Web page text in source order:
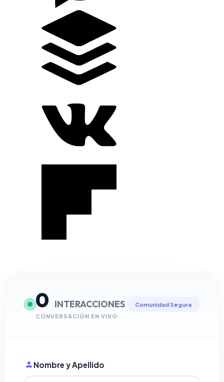
0 INTERACCIONES
CONVERSACIÓN EN VIVO
Comunidad Segura
Nombre y Apellido